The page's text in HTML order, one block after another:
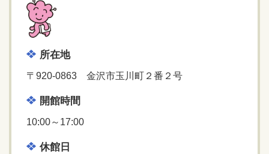
所在地
〒920-0863 金沢市玉川町２番２号
開館時間
10:00～17:00
休館日